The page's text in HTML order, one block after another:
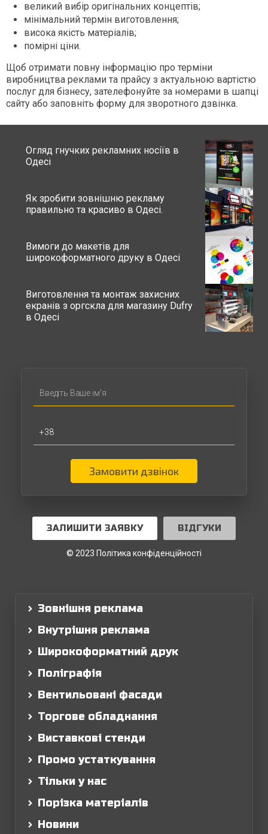
великий вибір оригінальних концептів;
мінімальний термін виготовлення;
висока якість матеріалів;
помірні ціни.
Щоб отримати повну інформацію про терміни
виробництва реклами та прайсу з актуальною вартістю
послуг для бізнесу, зателефонуйте за номерами в шапці
сайту або заповніть форму для зворотного дзвінка.
Огляд гнучких рекламних носіїв в
Одесі
Як зробити зовнішню рекламу
правильно та красиво в Одесі.
Вимоги до макетів для
широкоформатного друку в Одесі
Виготовлення та монтаж захисних
екранів з оргскла для магазину Dufry
в Одесі
Замовити дзвінок
ЗАЛИШИТИ ЗАЯВКУ ВІДГУКИ
© 2023 Політика конфіденційності
Зовнішня реклама
Внутрішня реклама
Широкоформатний друк
Поліграфія
Вентильовані фасади
Торгове обладнання
Виставкові стенди
Промо устаткування
Тільки у нас
Порізка матеріалів
Новини